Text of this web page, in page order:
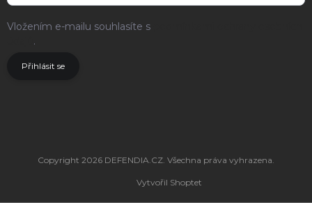
Vložením e-mailu souhlasíte s
.
Přihlásit se
Vytvořil Shoptet
Copyright 2026 DEFENDIA.CZ. Všechna práva vyhrazena.